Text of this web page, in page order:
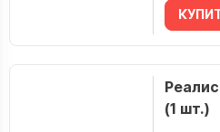
(1 шт.)